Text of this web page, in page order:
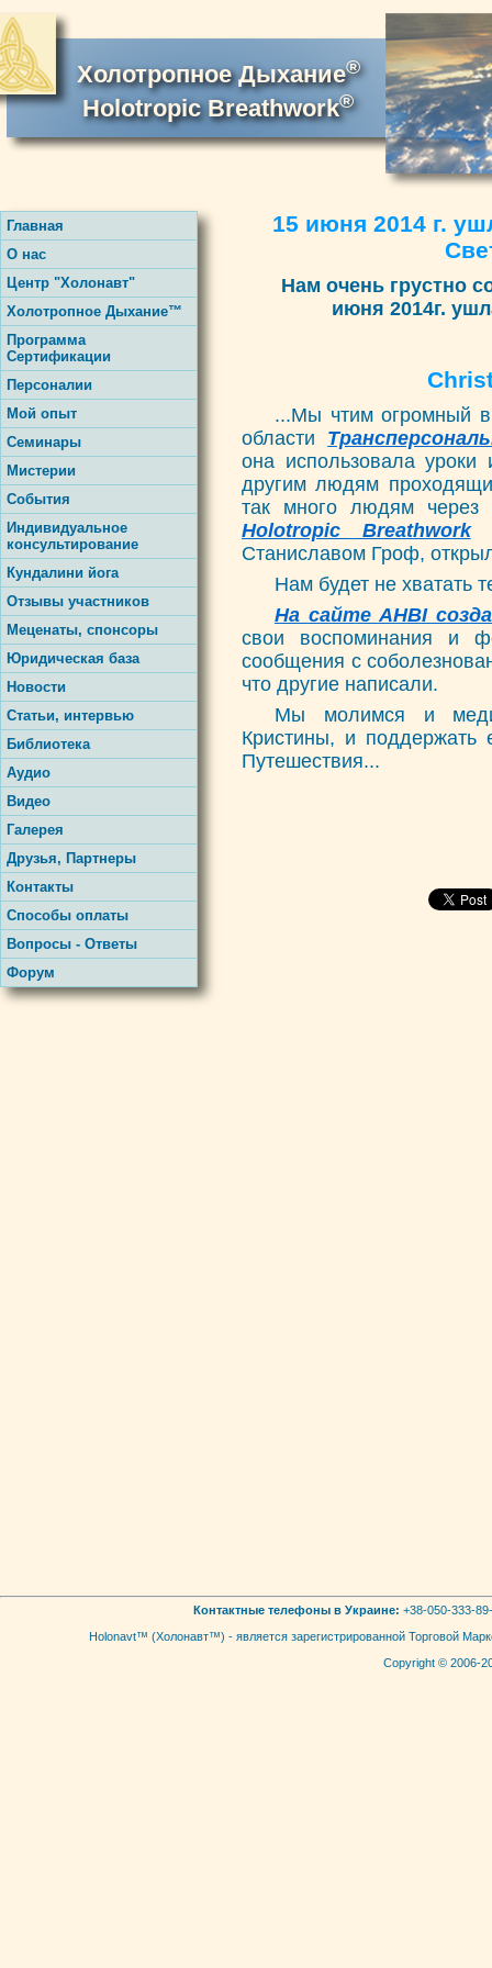
Холотропное Дыхание®
Holotropic Breathwork®
15 июня 2014 г.
Нам очень грустно
июня 2014г.
...Мы чтим огромный
области
она использовала уроки
другим людям
так много людям через
Holotropic Breathwork
Станиславом Гроф,
Нам будет не хватать
На сайте AHBI
свои воспоминания и
сообщения с
что другие написали.
Мы молимся и
Кристины, и
Путешествия...
Главная
О нас
Центр "Холонавт"
Холотропное Дыхание™
Программа
Сертификации
Персоналии
Мой опыт
Семинары
Мистерии
События
Индивидуальное
консультирование
Кундалини йога
Отзывы участников
Меценаты, спонсоры
Юридическая база
Новости
Статьи, интервью
Библиотека
Аудио
Видео
Галерея
Друзья, Партнеры
Контакты
Способы оплаты
Вопросы - Ответы
Форум
Контактные телефоны в Украине: +38-050-333-
Holonavt™ (Холонавт™) - является зарегистрированной Торговой
Copyright © 2006-